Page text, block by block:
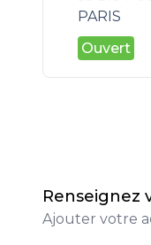
PARIS
Ouvert
Renseignez